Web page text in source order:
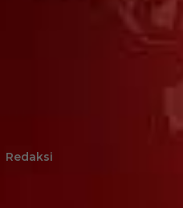
Redaksi